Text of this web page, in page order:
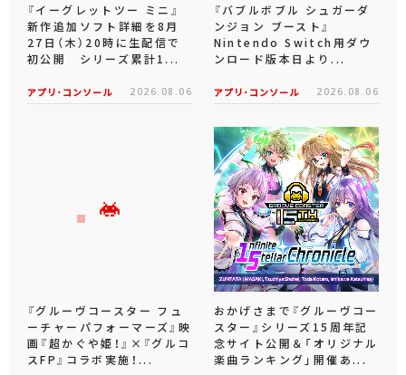
『イーグレットツー ミニ』
新作追加ソフト詳細を8月
27日（木）20時に生配信で
初公開 シリーズ累計1...
アプリ･コンソール 2026.08.06
『バブルボブル シュガーダ
ンジョン ブースト』
Nintendo Switch用ダウ
ンロード版本日より...
アプリ･コンソール 2026.08.06
『グルーヴコースター フュ
ーチャーパフォーマーズ』映
画『超かぐや姫！』×『グルコ
スFP』コラボ実施！...
おかげさまで『グルーヴコー
スター』シリーズ15周年記
念サイト公開＆「オリジナル
楽曲ランキング」開催あ...